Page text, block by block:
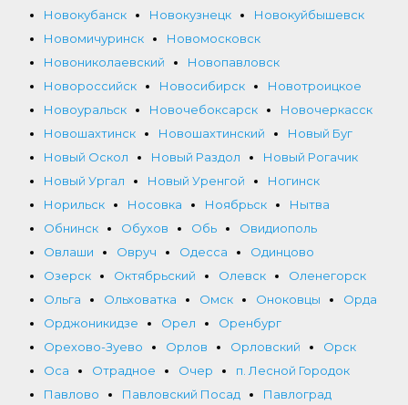
Новокубанск
Новокузнецк
Новокуйбышевск
Новомичуринск
Новомосковск
Новониколаевский
Новопавловск
Новороссийск
Новосибирск
Новотроицкое
Новоуральск
Новочебоксарск
Новочеркасск
Новошахтинск
Новошахтинский
Новый Буг
Новый Оскол
Новый Раздол
Новый Рогачик
Новый Ургал
Новый Уренгой
Ногинск
Норильск
Носовка Ноябрьск
Нытва
Обнинск
Обухов Обь
Овидиополь
Овлаши
Овруч Одесса
Одинцово
Озерск
Октябрьский Олевск
Оленегорск
Ольга
Ольховатка Омск Оноковцы
Орда
Орджоникидзе
Орел
Оренбург
Орехово-Зуево
Орлов Орловский
Орск
Оса
Отрадное Очер
п. Лесной Городок
Павлово
Павловский Посад
Павлоград